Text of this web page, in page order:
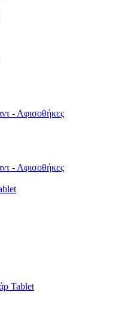
- Αφισοθήκες
- Αφισοθήκες
Tablet